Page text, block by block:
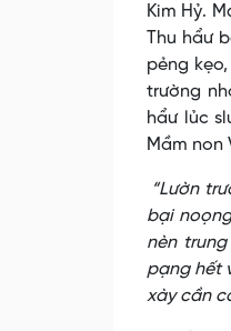
Kim Hỷ.
Thu hẩư
pẻng
trường
hẩư lủc
Mầm non
“Lườn
bại
nèn
pạng hết
xày cần